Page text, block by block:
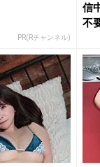
PR(Rチャンネル)
信
不